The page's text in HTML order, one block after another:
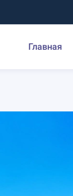
Главная